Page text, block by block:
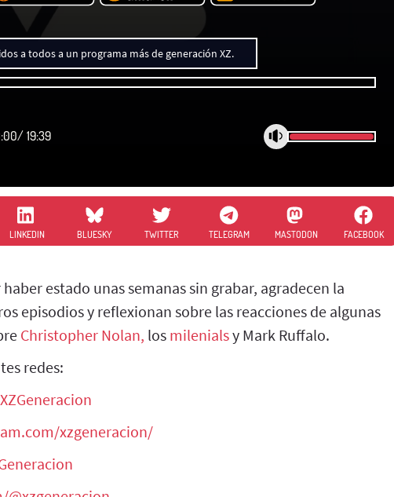
a todos a un programa más de generación XZ.
/ 19:39
LINKEDIN BLUESKY TWITTER TELEGRAM MASTODON FACEBOOK
estado unas semanas sin grabar, agradecen la
episodios y reflexionan sobre las reacciones de algunas
Christopher Nolan, los milenialsy Mark Ruffalo.
redes:
xzgeneracion/